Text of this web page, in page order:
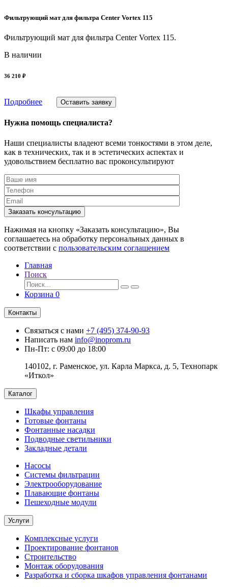
Фильтрующий мат для фильтра Center Vortex 115
Фильтрующий мат для фильтра Center Vortex 115.
В наличии
36 210 ₽
Подробнее Оставить заявку
Нужна помощь специалиста?
Наши специалисты владеют всеми тонкостями в этом деле,
как в технических, так и в эстетических аспектах и
удовольствием бесплатно вас проконсультируют
Заказать консультацию
Нажимая на кнопку «Заказать консультацию», Вы
соглашаетесь на обработку персональных данных в
соответствии с пользовательским соглашением
Главная
Поиск
Корзина 0
Контакты
Связаться с нами +7 (495) 374-90-93
Написать нам info@inoprom.ru
Пн-Пт: с 09:00 до 18:00
140102, г. Раменское, ул. Карла Маркса, д. 5, Технопарк
«Иткол»
Каталог
Шкафы управления
Готовые фонтаны
Фонтанные насадки
Подводные светильники
Закладные детали
Насосы
Системы фильтрации
Электрооборудование
Плавающие фонтаны
Пешеходные модули
Услуги
Комплексные услуги
Проектирование фонтанов
Строительство
Монтаж оборудования
Разработка и сборка шкафов управления фонтанами